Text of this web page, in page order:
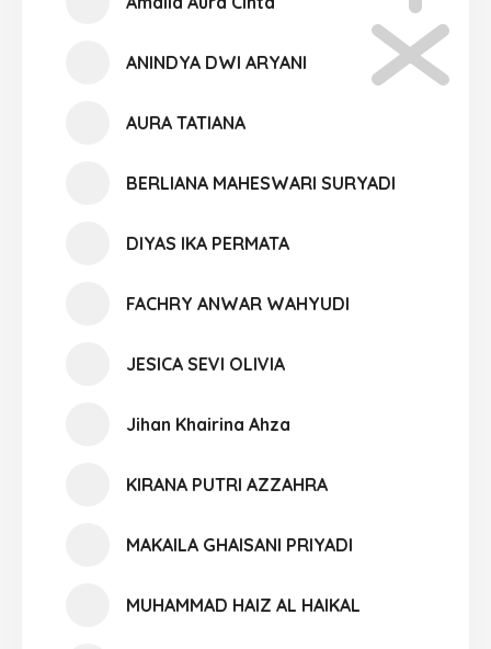
ANINDYA DWI ARYANI
AURA TATIANA
BERLIANA MAHESWARI SURYADI
DIYAS IKA PERMATA
FACHRY ANWAR WAHYUDI
JESICA SEVI OLIVIA
Jihan Khairina Ahza
KIRANA PUTRI AZZAHRA
MAKAILA GHAISANI PRIYADI
MUHAMMAD HAIZ AL HAIKAL